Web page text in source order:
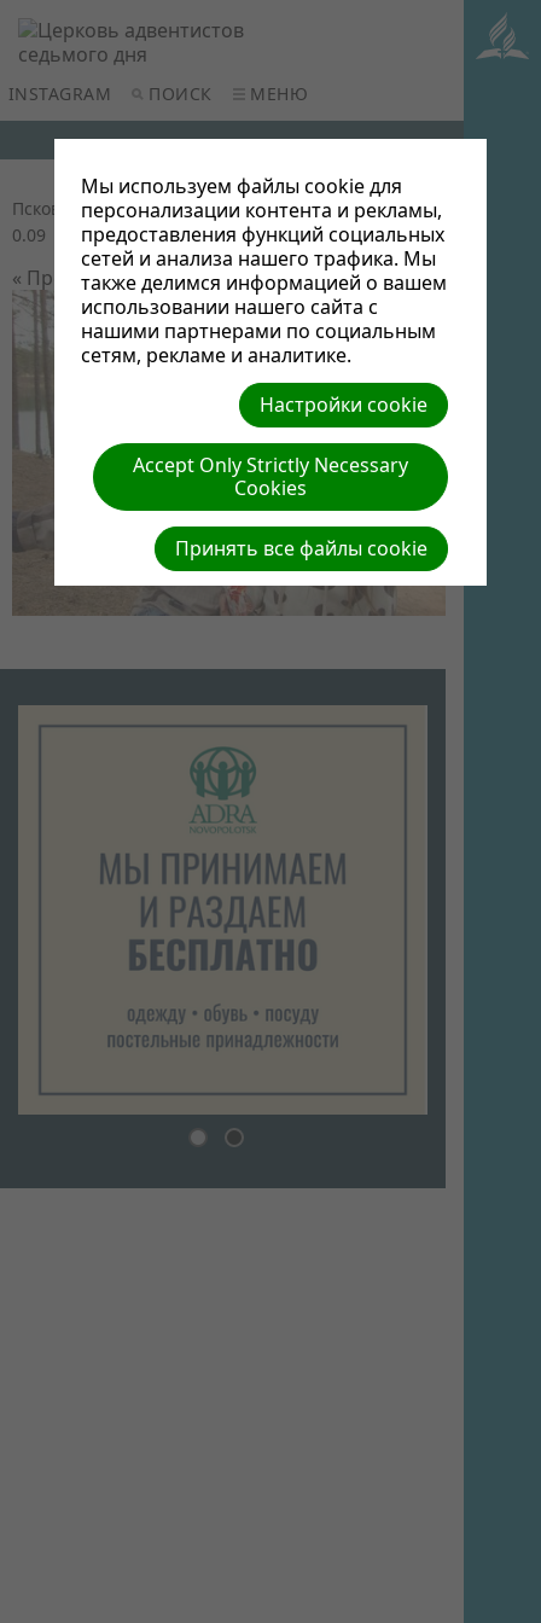
INSTAGRAM ПОИСК МЕНЮ
Псков 2016| Автор: Виктор Админ | Размер (МБ):
0.09 |
Скачать| Просмотров: 0
« Предыдущий Следующий »
Мы используем файлы cookie для
персонализации контента и рекламы,
предоставления функций социальных
сетей и анализа нашего трафика. Мы
также делимся информацией о вашем
использовании нашего сайта с
нашими партнерами по социальным
сетям, рекламе и аналитике.
Настройки cookie
Accept Only Strictly Necessary
Cookies
Принять все файлы cookie